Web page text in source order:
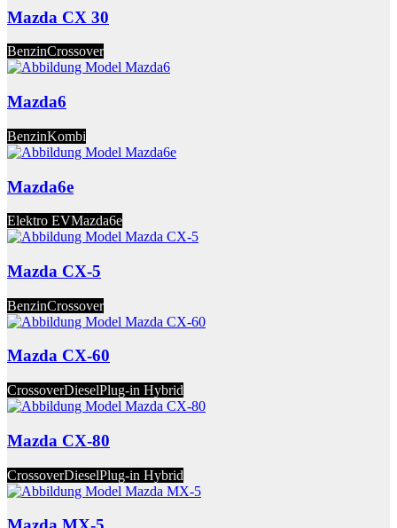
Mazda CX 30
BenzinCrossover
Mazda6
BenzinKombi
Mazda6e
Elektro EVMazda6e
Mazda CX-5
BenzinCrossover
Mazda CX-60
CrossoverDieselPlug-in Hybrid
Mazda CX-80
CrossoverDieselPlug-in Hybrid